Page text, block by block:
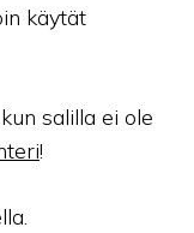
käytät
salilla ei ole
!